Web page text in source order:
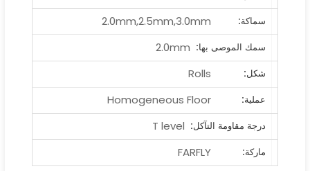
سماكة:
2.0mm,2.5mm,3.0mm
سمك الموصى بها: 2.0mm
شكل:
Rolls
عملية:
Homogeneous Floor
درجة مقاومة التآكل: T level
ماركة:
FARFLY